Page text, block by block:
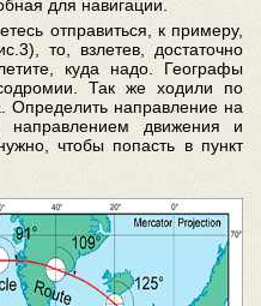
для навигации.
отправиться, к примеру,
то, взлетев, достаточно
куда надо. Географы
Так же ходили по
направление на
движения и
чтобы попасть в пункт